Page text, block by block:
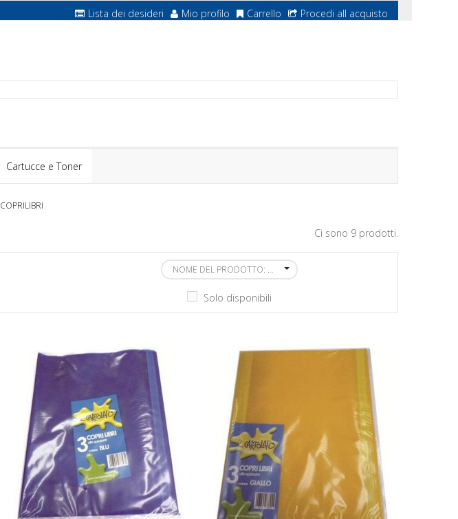
Lista dei desideri Mio profilo Carrello Procedi all acquisto
Cartucce e Toner
COPRILIBRI
Ci sono 9 prodotti.
NOME DEL PRODOTTO: DALLA A ALLA Z
Solo disponibili